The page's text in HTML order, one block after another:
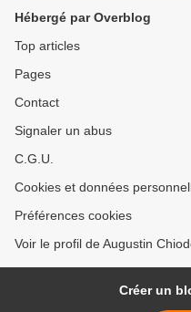
Hébergé par Overblog
Top articles
Pages
Contact
Signaler un abus
C.G.U.
Cookies et données
Préférences cookies
Voir le profil de Augustin
Créer un